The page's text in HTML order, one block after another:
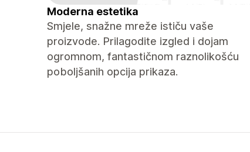
Moderna estetika
Smjele, snažne mreže ističu vaše
proizvode. Prilagodite izgled i dojam
ogromnom, fantastičnom raznolikošću
poboljšanih opcija prikaza.